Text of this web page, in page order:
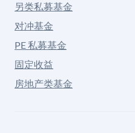
另类私募基金
对冲基金
PE 私募基金
固定收益
房地产类基金